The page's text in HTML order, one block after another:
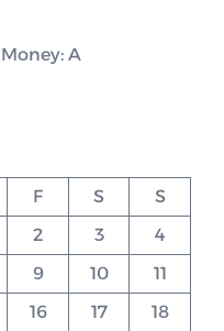
A
F S
S
2 3
4
9 10
11
16 17
18